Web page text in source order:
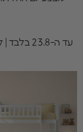
עד ה-23.8 בלבד | ללא כפל קופונים והטבות | בכפוף לתקנון | ט.ל.ח